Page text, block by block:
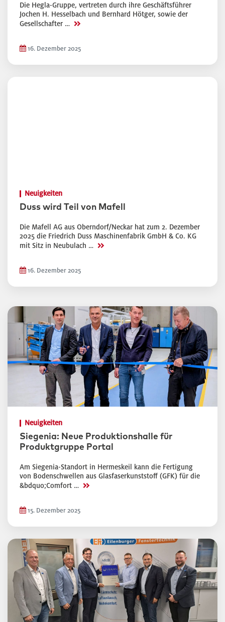
Die Hegla-Gruppe, vertreten durch ihre Geschäftsführer
Jochen H. Hesselbach und Bernhard Hötger, sowie der
Gesellschafter … >>
16. Dezember 2025
Neuigkeiten
Duss wird Teil von Mafell
Die Mafell AG aus Oberndorf/Neckar hat zum 2. Dezember
2025 die Friedrich Duss Maschinenfabrik GmbH & Co. KG
mit Sitz in Neubulach … >>
16. Dezember 2025
Neuigkeiten
Siegenia: Neue Produktionshalle für
Produktgruppe Portal
Am Siegenia-Standort in Hermeskeil kann die Fertigung
von Bodenschwellen aus Glasfaserkunststoff (GFK) für die
&bdquo;Comfort … >>
15. Dezember 2025